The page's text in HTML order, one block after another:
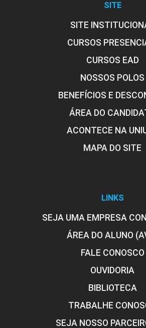
10h
Antivírus Corporativo e
10h
SITE
SITE
CURSOS
CURSOS EAD
NOSSOS POLOS
BENEFÍCIOS E
ÁREA DO
ACONTECE NA
MAPA DO SITE
LINKS
SEJA UMA EMPRESA
ÁREA DO ALUNO
FALE CONOSCO
OUVIDORIA
BIBLIOTECA
TRABALHE
SEJA NOSSO